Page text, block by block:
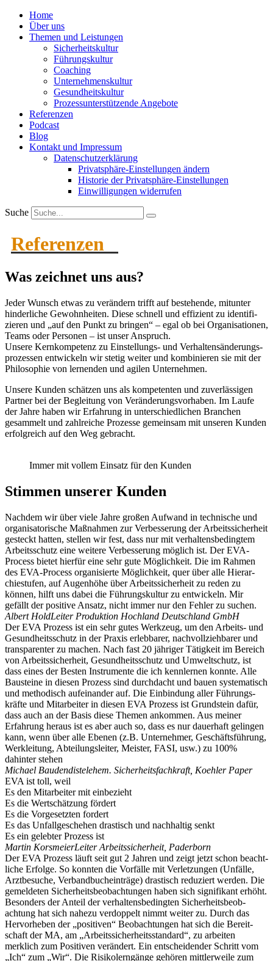
Home
Über uns
Themen und Leistungen
Sicher­heits­kultur
Führungs­kultur
Coaching
Unter­neh­mens­kultur
Gesund­heits­kultur
Prozess­un­ter­stüt­zende Angebote
Referenzen
Podcast
Blog
Kontakt und Impressum
Daten­schutz­er­klärung
Privat­sphäre-Einstel­lungen ändern
Historie der Privat­sphäre-Einstel­lungen
Einwil­li­gungen wider­rufen
Suche
Referenzen
Was zeichnet uns aus?
Jeder Wunsch etwas zu verändern trifft auf bestehende, mitunter
hinder­liche Gewohn­heiten. Diese schnell und effizient zu identi­fi­
zieren und „auf den Punkt zu bringen“ – egal ob bei Organi­sa­tionen,
Teams oder Personen – ist unser Anspruch.
Unsere Kernkom­petenz zu Einstel­lungs- und Verhal­tens­än­de­rungs­
pro­zessen entwi­ckeln wir stetig weiter und kombi­nieren sie mit der
Philo­sophie von lernenden und agilen Unter­nehmen.
Unsere Kunden schätzen uns als kompe­tenten und zuver­läs­sigen
Partner bei der Begleitung von Verän­de­rungs­vor­haben. Im Laufe
der Jahre haben wir Erfahrung in unter­schied­lichen Branchen
gesammelt und zahlreiche Prozesse gemeinsam mit unseren Kunden
erfolg­reich auf den Weg gebracht.
Immer mit vollem Einsatz für den Kunden
Stimmen unserer Kunden
Nachdem wir über viele Jahre großen Aufwand in technische und
organi­sa­to­rische Maßnahmen zur Verbes­serung der Arbeits­si­cherheit
gesteckt hatten, stellen wir fest, dass nur mit verhal­tens­be­dingtem
Arbeits­schutz eine weitere Verbes­serung möglich ist. Der EVA-
Process bietet hierfür eine sehr gute Möglichkeit. Die im Rahmen
des EVA-Process organi­sierte Möglichkeit, quer über alle Hierar­
chie­stufen, auf Augenhöhe über Arbeits­si­cherheit zu reden zu
können, hilft uns dabei die Führungs­kultur zu entwi­ckeln. Mir
gefällt der positive Ansatz, nicht immer nur den Fehler zu suchen.
Albert HoldLeiter Produktion Hochland Deutschland GmbH
Der EVA Prozess ist ein sehr gutes Werkzeug, um den Arbeits- und
Gesund­heits­schutz in der Praxis erleb­barer, nachvoll­zieh­barer und
trans­pa­renter zu machen. Nach fast 20 jähriger Tätigkeit im Bereich
von Arbeits­si­cherheit, Gesund­heits­schutz und Umwelt­schutz, ist
dass eines der Besten Instru­mente die ich kennlernen konnte. Alle
Bausteine in diesen Prozess sind durch­dacht und bauen syste­ma­tisch
und metho­disch aufein­ander auf. Die Einbindung aller Führungs­
kräfte und Mitar­beiter in diesen EVA Prozess ist Grund­stein dafür,
dass auch an der Basis diese Themen ankommen. Aus meiner
Erfahrung heraus ist es aber auch so, dass es nur dauerhaft gelingen
kann, wenn über alle Ebenen (z.B. Unter­nehmer, Geschäfts­führung,
Werkleitung, Abtei­lungs­leiter, Meister, FASI, usw.) zu 100%
dahinter stehen
Michael Bauden­distelehem. Sicher­heits­fach­kraft, Koehler Paper
EVA ist toll, weil
Es den Mitar­beiter mit einbe­zieht
Es die Wertschätzung fördert
Es die Vorge­setzten fordert
Es das Unfall­ge­schehen drastisch und nachhaltig senkt
Es ein gelebter Prozess ist
Martin KorsmeierLeiter Arbeits­si­cherheit, Paderborn
Der EVA Prozess läuft seit gut 2 Jahren und zeigt jetzt schon beacht­
liche Erfolge. So konnten die Vorfälle mit Verlet­zungen (Unfälle,
Arztbe­suche, Verband­buch­ein­träge) drastisch reduziert werden. Die
gemel­deten Sicher­heits­be­ob­ach­tungen haben sich signi­fikant erhöht.
Besonders der Anteil der verhal­tens­be­dingten Sicher­heits­be­ob­
achtung hat sich nahezu verdoppelt nimmt weiter zu. Durch das
Hervor­heben der „positiven“ Beobach­tungen hat sich die Bereit­
schaft der MA, am „Arbeits­si­cher­heits­standard“, zu arbeiten
merklich zum Positiven verändert. Ein entschei­dender Schritt vom
„Ich“ zum „Wir“. Die Risiko­lern­gänge gehören mittler­weile zum